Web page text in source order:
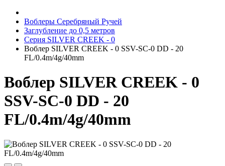
Воблеры Серебряный Ручей
Заглубление до 0,5 метров
Серия SILVER CREEK - 0
Воблер SILVER CREEK - 0 SSV-SC-0 DD - 20
FL/0.4m/4g/40mm
Воблер SILVER CREEK - 0
SSV-SC-0 DD - 20
FL/0.4m/4g/40mm